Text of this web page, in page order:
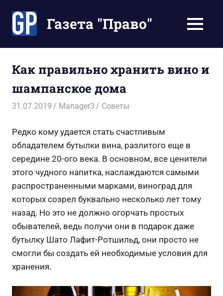
содержимомуГазета "Право"
экономят
Ваше
время
МЕНЮ
Как правильно хранить вино и
шампанское дома
31.07.2019 Manager3 Советы
Редко кому удается стать счастливым
обладателем бутылки вина, разлитого еще в
середине 20-ого века. В основном, все ценители
этого чудного напитка, наслаждаются самыми
распространенными марками, виноград для
которых созрел буквально несколько лет тому
назад. Но это не должно огорчать простых
обывателей, ведь получи они в подарок даже
бутылку Шато Лафит-Ротшильд, они просто не
смогли бы создать ей необходимые условия для
хранения.